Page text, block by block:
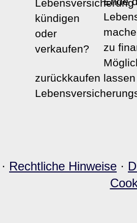
zu
zurückkaufen
· Rechtliche Hinweise ·